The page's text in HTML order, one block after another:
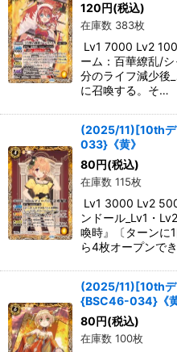
120 円(税込)
在庫数 383枚
Lv1 7000 Lv2
ーム：百華繚乱/
分のライフ減少後
に召喚する。そ…
(2025/11)[10thデ
033}《黄》
80 円(税込)
在庫数 115枚
Lv1 3000 Lv2
ンドール_Lv1・
喚時』〔ターンに
ら4枚オープンで
(2025/11)[10thデ
{BSC46-034}《黄
80 円(税込)
在庫数 100枚